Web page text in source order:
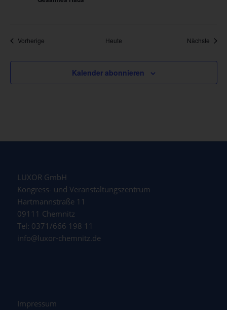
VorherigeVeranstaltungen Heute Nächste
Kalender abonnieren
LUXOR GmbH
Kongress- und Veranstaltungszentrum
Hartmannstraße 11
09111 Chemnitz
Tel: 0371/666 198 11
info@luxor-chemnitz.de
Impressum